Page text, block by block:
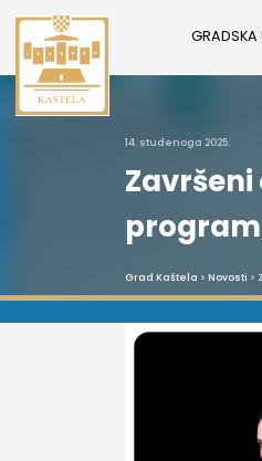
Preskoči
sadržaj
GRADSKA
14. studenoga 2025.
Grad Kaštela > Novosti >